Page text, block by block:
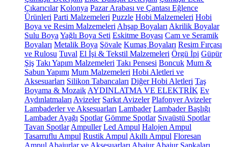
Çıkarıcılar Kolonya Pazar Arabası ve Çantası Eğlence
Ürünleri Parti Malzemeleri Puzzle Hobi Malzemeleri Hobi
Boya ve Resim Malzemeleri Ahşap Boyaları Akrilik Boyalar
Sulu Boya Yağlı Boya Seti Eskitme Boyası Cam ve Seramik
Boyaları Metalik Boya Şövale Kumaş Boyaları Resim Fırçası
ve Rulosu Tuval El İşi & Tekstil Malzemeleri Örgü İpi Güpür
Şiş Takı Yapım Malzemeleri Takı Pensesi Boncuk Mum &
Sabun Yapımı Mum Malzemeleri Hobi Aletleri ve
Aksesuarları Silikon Tabancaları Diğer Hobi Aletleri Taş
Boyama & Mozaik AYDINLATMA VE ELEKTRİK Ev
Aydınlatmaları Avizeler Sarkıt Avizeler Plafonyer Avizeler
Lambaderler ve Aksesuarları Lambader Lambader Başlığı
Lambader Ayağı Spotlar Gömme Spotlar Sıvaüstü Spotlar
Tavan Spotlar Ampuller Led Ampul Halojen Ampul
Tasarruflu Ampul Rustik Ampul Akıllı Ampul Floresan
Ampul Abajurlar ve Aksesuarları Abajur Abajur Şapkaları